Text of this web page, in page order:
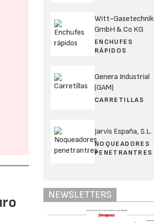
Witt-Gasetechnik
GmbH & Co KG
ENCHUFES
RÁPIDOS
Genera Industrial
(GAM)
CARRETILLAS
Jarvis España, S.L.
NOQUEADORES
PENETRANTRES
NEWSLETTERS